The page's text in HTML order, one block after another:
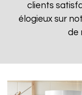
clients
élogieux sur
de